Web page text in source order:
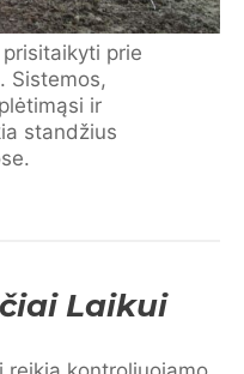
prie
Sistemos,
ir
standžius
Laikui